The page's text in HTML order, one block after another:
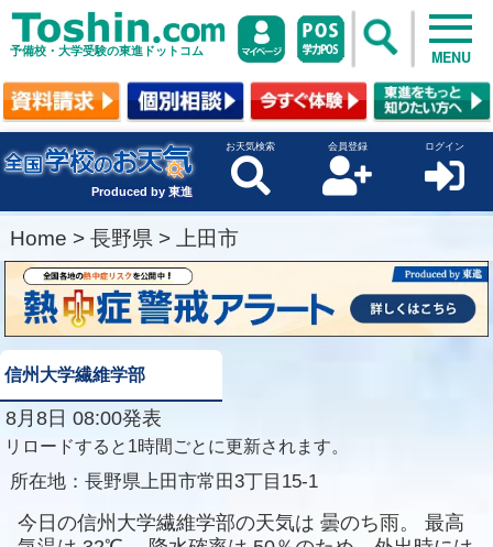
予備校・大学受験の東進ドットコム MENU
Produced by 東進
お天気検索 会員登録 ログイン
Home > 長野県 > 上田市
信州大学繊維学部
8月8日 08:00発表
リロードすると1時間ごとに更新されます。
所在地： 長野県上田市常田3丁目15-1
今日の信州大学繊維学部の天気は 曇のち雨。
最高